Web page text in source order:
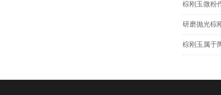
棕刚玉微粉
研磨抛光棕
棕刚玉属于